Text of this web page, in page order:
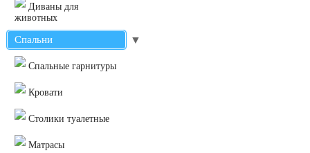
Диваны для
животных
Спальни ▼
Cпальные гарнитуры
Кровати
Столики туалетные
Матрасы